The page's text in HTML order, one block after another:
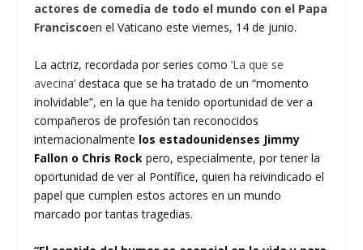
actores de comedia de todo el mundo con el Papa
Franciscoen el Vaticano este viernes, 14 de junio.
La actriz, recordada por series como‘La que se
avecina’ destaca que se ha tratado de un “momento
inolvidable”, en la que ha tenido oportunidad de ver a
compañeros de profesión tan reconocidos
internacionalmente los estadounidenses Jimmy
Fallon o Chris Rock pero, especialmente, por tener la
oportunidad de ver al Pontífice, quien ha reivindicado el
papel que cumplen estos actores en un mundo
marcado por tantas tragedias.